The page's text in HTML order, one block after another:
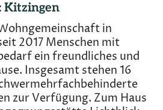
Kitzingen
in
2017 Menschen mit
ein freundliches und
Insgesamt stehen 16
zur Verfügung. Zum Haus